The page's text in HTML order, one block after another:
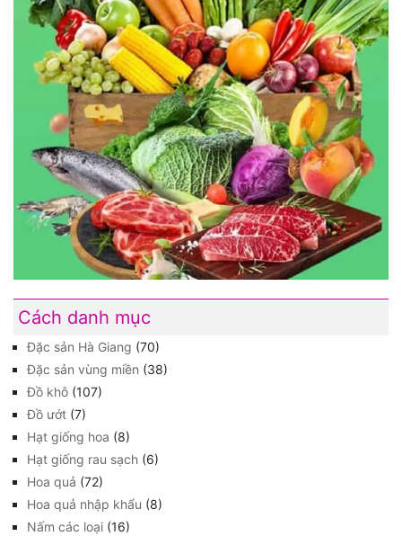
Cách danh mục
Đặc sản Hà Giang (70)
Đặc sản vùng miền (38)
Đồ khô (107)
Đồ ướt (7)
Hạt giống hoa (8)
Hạt giống rau sạch (6)
Hoa quả (72)
Hoa quả nhập khẩu (8)
Nấm các loại (16)